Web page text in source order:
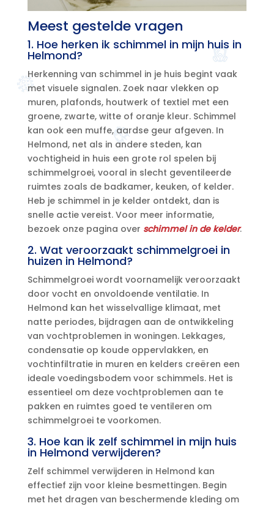
Meest gestelde vragen
1.​ Hoe herken ik schimmel in mijn huis in
Helmond?
Herkenning van schimmel in je huis begint vaak
met visuele signalen.​ Zoek naar vlekken op
muren, plafonds, houtwerk of textiel met een
groene, zwarte, witte of oranje kleur.​ Schimmel
kan ook een muffe, aardse geur afgeven.​ In
Helmond, net als in andere steden, kan
vochtigheid in huis een grote rol spelen bij
schimmelgroei, vooral in slecht geventileerde
ruimtes zoals de badkamer, keuken, of kelder.​
Heb je schimmel in je kelder ontdekt, dan is
snelle actie vereist.​ Voor meer informatie,
bezoek onze pagina over schimmel in de kelder.​
2.​ Wat veroorzaakt schimmelgroei in
huizen in Helmond?
Schimmelgroei wordt voornamelijk veroorzaakt
door vocht en onvoldoende ventilatie.​ In
Helmond kan het wisselvallige klimaat, met
natte periodes, bijdragen aan de ontwikkeling
van vochtproblemen in woningen.​ Lekkages,
condensatie op koude oppervlakken, en
vochtinfiltratie in muren en kelders creëren een
ideale voedingsbodem voor schimmels.​ Het is
essentieel om deze vochtproblemen aan te
pakken en ruimtes goed te ventileren om
schimmelgroei te voorkomen.​
3.​ Hoe kan ik zelf schimmel in mijn huis
in Helmond verwijderen?
Zelf schimmel verwijderen in Helmond kan
effectief zijn voor kleine besmettingen.​ Begin
met het dragen van beschermende kleding om